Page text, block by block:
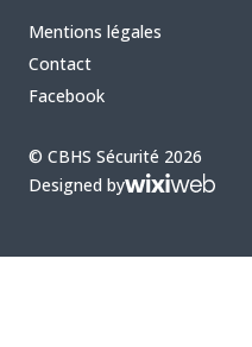
Mentions légales
Contact
Facebook
© CBHS Sécurité 2026
Designed by